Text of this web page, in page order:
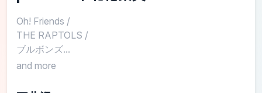
Oh! Friends /
THE RAPTOLS /
ブルボンズ...
and more